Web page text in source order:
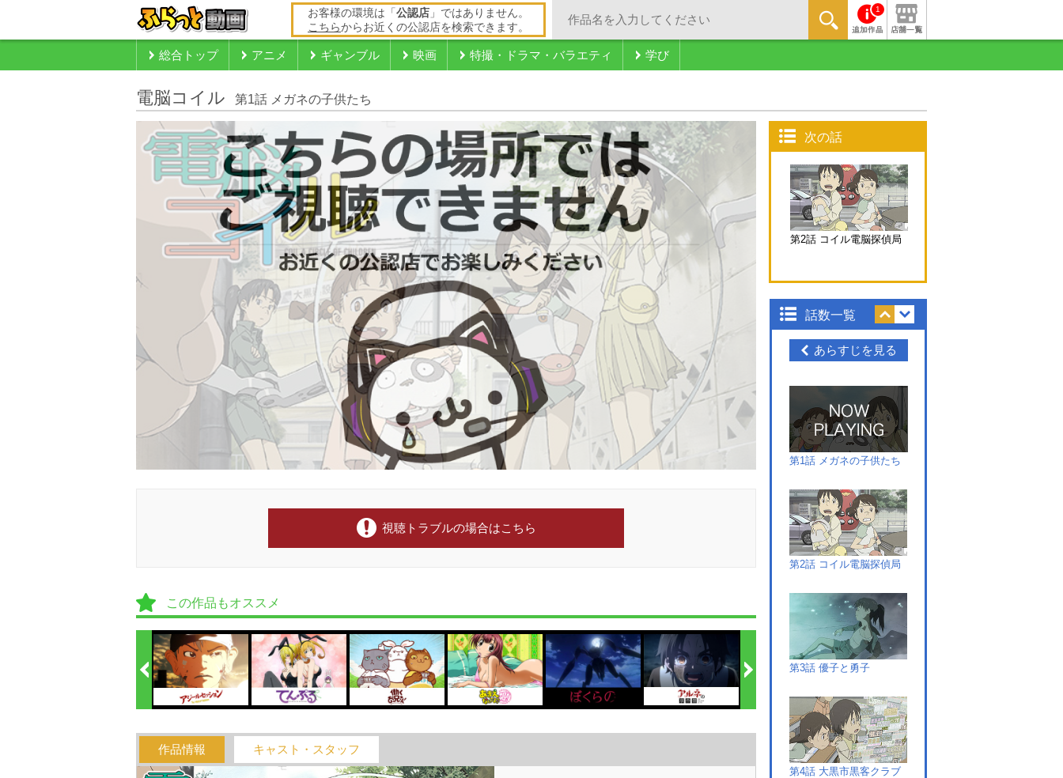
お客様の環境は「 公認店 」ではありません。
こちらからお近くの公認店を検索できます。
1
総合トップ アニメ ギャンブル 映画 特撮・ドラマ・バラエティ 学び
電脳コイル 第1話 メガネの子供たち
視聴トラブルの場合はこちら
この作品もオススメ
作品情報 キャスト・スタッフ
次の話
第2話 コイル電脳探偵局
話数一覧
あらすじを見る
第1話 メガネの子供たち
第2話 コイル電脳探偵局
第3話 優子と勇子
第4話 大黒市黒客クラブ